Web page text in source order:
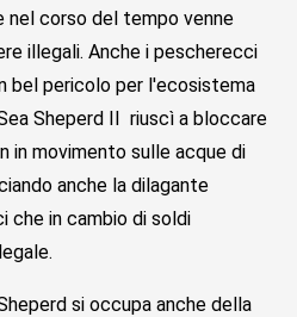
nel corso del tempo venne
illegali. Anche i pescherecci
bel pericolo per l'ecosistema
Sheperd II riuscì a bloccare
in movimento sulle acque di
anche la dilagante
che in cambio di soldi
si occupa anche della